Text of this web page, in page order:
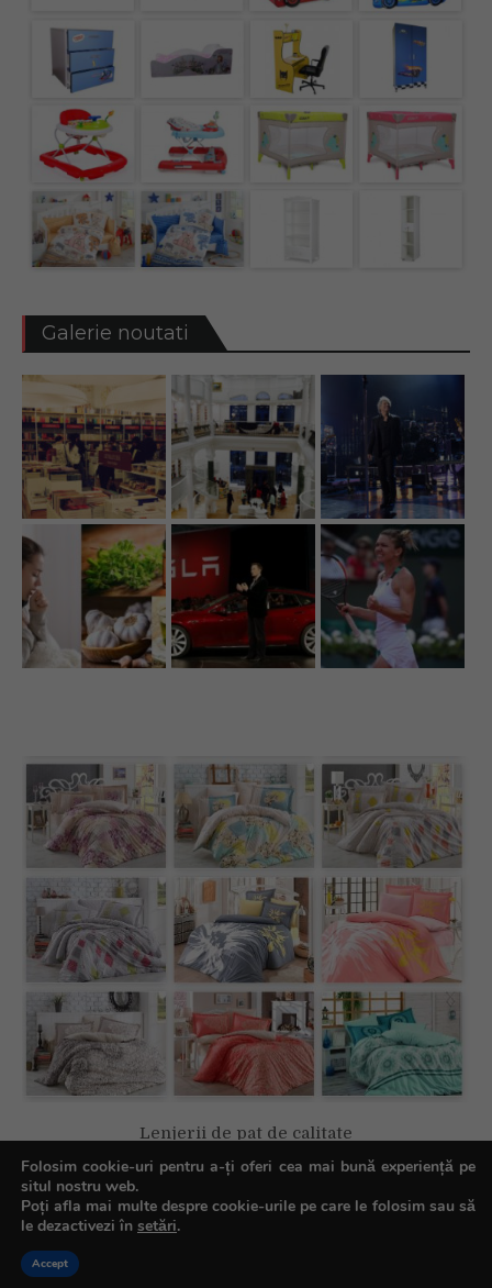
Galerie noutati
Lenjerii de pat de calitate
Folosim cookie-uri pentru a-ți oferi cea mai bună experiență pe
situl nostru web.
Poți afla mai multe despre cookie-urile pe care le folosim sau să
le dezactivezi în setări.
Accept